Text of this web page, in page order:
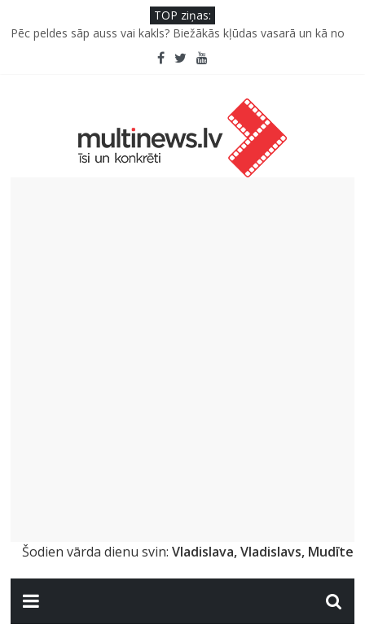
TOP ziņas:
Pēc peldes sāp auss vai kakls? Biežākās kļūdas vasarā un kā no
Šefpavārs iesaka, kā gudri un izdevīgi izmantot kabačus no
sezonas sākuma līdz pat ziemai
5 svarīgi soļi, lai bērns skolā atgrieztos vesels un gatavs
Šodien vārda dienu svin:Vladislava, Vladislavs, Mudīte